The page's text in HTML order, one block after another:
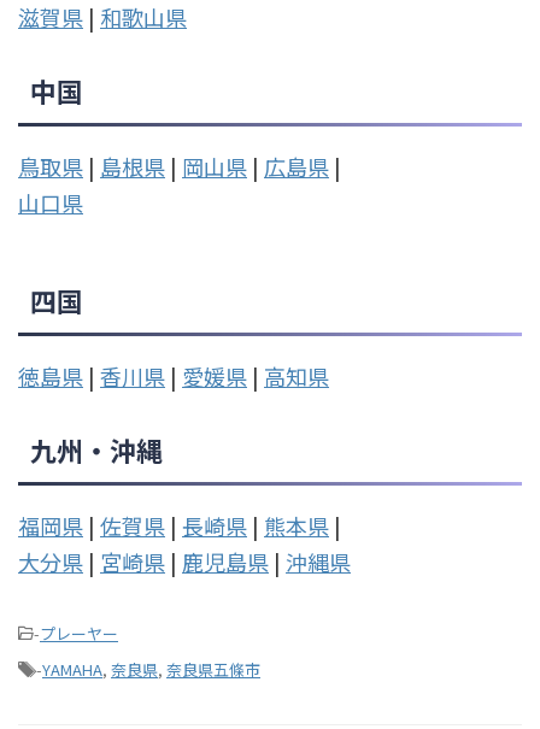
滋賀県 | 和歌山県
中国
鳥取県 | 島根県 | 岡山県 | 広島県 |
山口県
四国
徳島県 | 香川県 | 愛媛県 | 高知県
九州・沖縄
福岡県 | 佐賀県 | 長崎県 | 熊本県 |
大分県 | 宮崎県 | 鹿児島県 | 沖縄県
-プレーヤー
-YAMAHA, 奈良県, 奈良県五條市